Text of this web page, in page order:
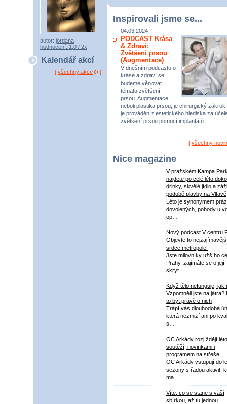
autor: jordana
hodnocení: 1,0 / 2x
Kalendář akcí
[ všechny akce ]
Inspirovali jsme se...
04.03.2024
PODCAST Krása
& Zdraví:
Zvětšení prsou
(Augmentace)
V dnešním podcastu o
kráse a zdraví se
budeme věnovat
tématu zvětšení
prsou. Augmentace
neboli plastika prsou, je chirurgický
je prováděn z estetického hlediska za
zvětšení prsou pomocí implantátů.
[ všechny
Nice magazine
V pražském Kampa
najdete po celé léto
drinky, skvělé jídlo a
podobě plavby na Vltavě
Léto je synonymem
dovolených, pohody u
op…
Nový podcast V centru
Objevte to
srdce metropole!
Jste milovníky užšího
Prahy, zajímáte se o její
skryt…
Když tělo nefunguje, jak
Vzpomněli jste na játra?
to být právě o nich
Trápí vás dlouhodobá
která nezmizí ani po
s…
OC Arkády rozjíždějí léto
soutěží, novinkami i
programem na střeše
OC Arkády vstupují do
sezony s řadou aktivit,
ma…
Víte, co se stane s vaší
sbírkou, až tu jednou